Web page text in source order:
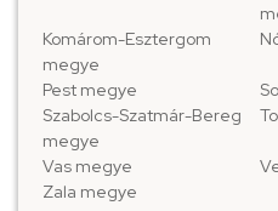
Komárom-Esztergom
megye
Pest megye
Szabolcs-Szatmár-Bereg
megye
Vas megye
Zala megye